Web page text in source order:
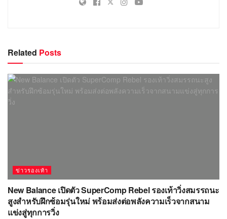
Related Posts
ข่าวรองเท้า
New Balance เปิดตัว SuperComp Rebel รองเท้าวิ่งสมรรถนะ
สูงสำหรับฝึกซ้อมรุ่นใหม่ พร้อมส่งต่อพลังความเร็วจากสนาม
แข่งสู่ทุกการวิ่ง